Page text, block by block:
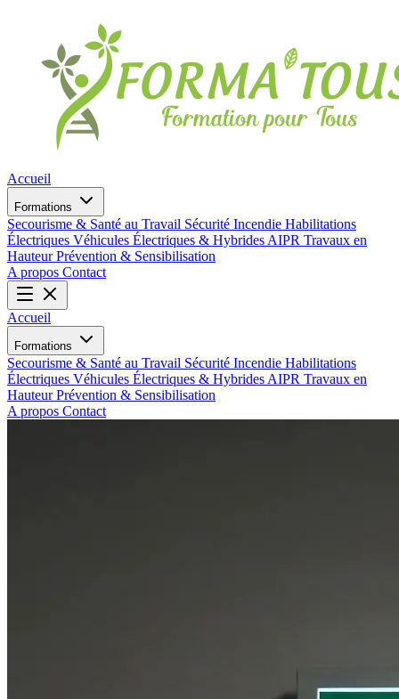
Accueil
Formations
Secourisme & Santé au Travail Sécurité Incendie Habilitations
Électriques Véhicules Électriques & Hybrides AIPR Travaux en
HauteurPrévention & Sensibilisation
A propos Contact
Accueil
Formations
Secourisme & Santé au Travail Sécurité Incendie Habilitations
Électriques Véhicules Électriques & Hybrides AIPR Travaux en
HauteurPrévention & Sensibilisation
A propos Contact